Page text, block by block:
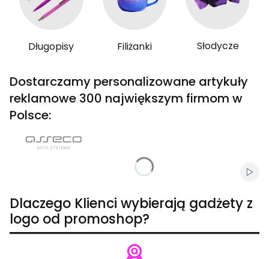
Długopisy Filiżanki Słodycze
Dostarczamy personalizowane artykuły
reklamowe 300 największym firmom w
Polsce:
Dlaczego Klienci wybierają gadżety z
logo od promoshop?